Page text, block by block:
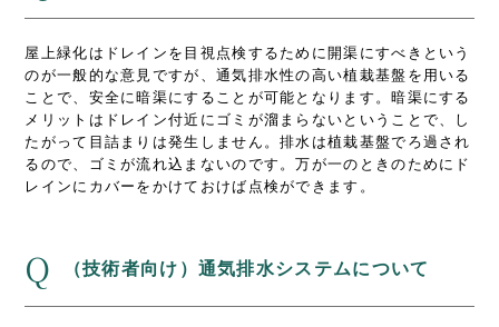
屋上緑化はドレインを目視点検するために開渠にすべきという
のが一般的な意見ですが、通気排水性の高い植栽基盤を用いる
ことで、安全に暗渠にすることが可能となります。暗渠にする
メリットはドレイン付近にゴミが溜まらないということで、し
たがって目詰まりは発生しません。排水は植栽基盤でろ過され
るので、ゴミが流れ込まないのです。万が一のときのためにド
レインにカバーをかけておけば点検ができます。
Q （技術者向け）通気排水システムについて